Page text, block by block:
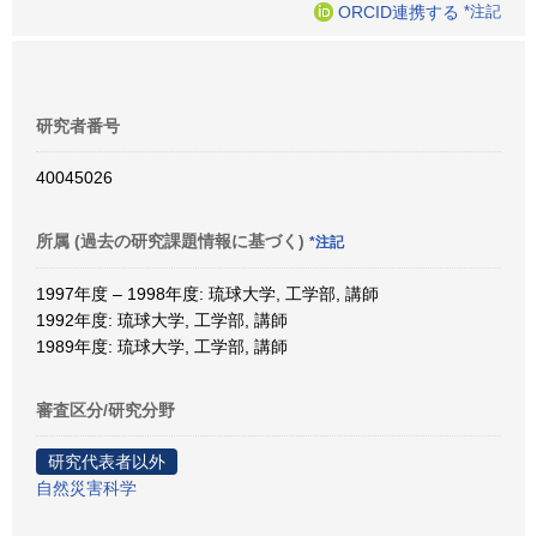
ORCID連携する *注記
研究者番号
40045026
所属 (過去の研究課題情報に基づく) *注記
1997年度 – 1998年度: 琉球大学, 工学部, 講師
1992年度: 琉球大学, 工学部, 講師
1989年度: 琉球大学, 工学部, 講師
審査区分/研究分野
研究代表者以外
自然災害科学